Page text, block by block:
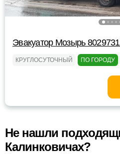
Эвакуатор Мозырь
КРУГЛОСУТОЧНЫЙ ПО ГОРОДУ
Не нашли
Калинковичах?